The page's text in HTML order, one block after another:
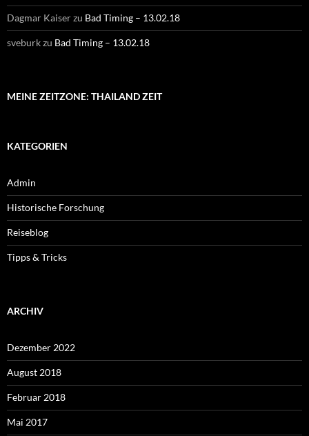
Dagmar Kaiserzu Bad Timing – 13.02.18
sveburkzu Bad Timing – 13.02.18
MEINE ZEITZONE: THAILAND ZEIT
KATEGORIEN
Admin
Historische Forschung
Reiseblog
Tipps & Tricks
ARCHIV
Dezember 2022
August 2018
Februar 2018
Mai 2017